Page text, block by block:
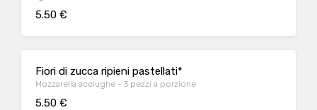
5.50 €
Fiori di zucca ripieni pastellati*
Mozzarella acciughe - 3 pezzi a porzione
5.50 €